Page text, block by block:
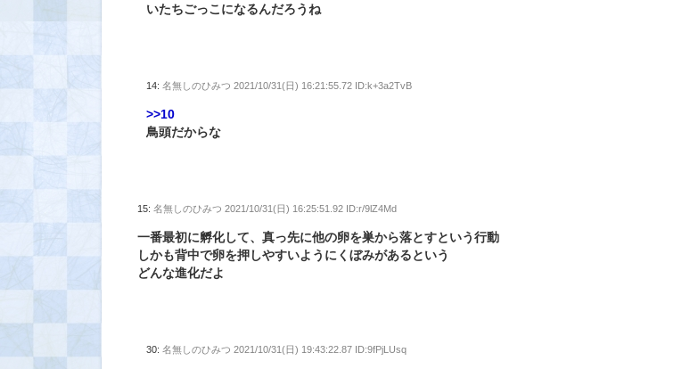
いたちごっこになるんだろうね
14:名無しのひみつ 2021/10/31(日) 16:21:55.72 ID:k+3a2TvB
>>10
鳥頭だからな
15:名無しのひみつ 2021/10/31(日) 16:25:51.92 ID:r/9lZ4Md
一番最初に孵化して、真っ先に他の卵を巣から落とすという行動
しかも背中で卵を押しやすいようにくぼみがあるという
どんな進化だよ
30:名無しのひみつ 2021/10/31(日) 19:43:22.87 ID:9fPjLUsq